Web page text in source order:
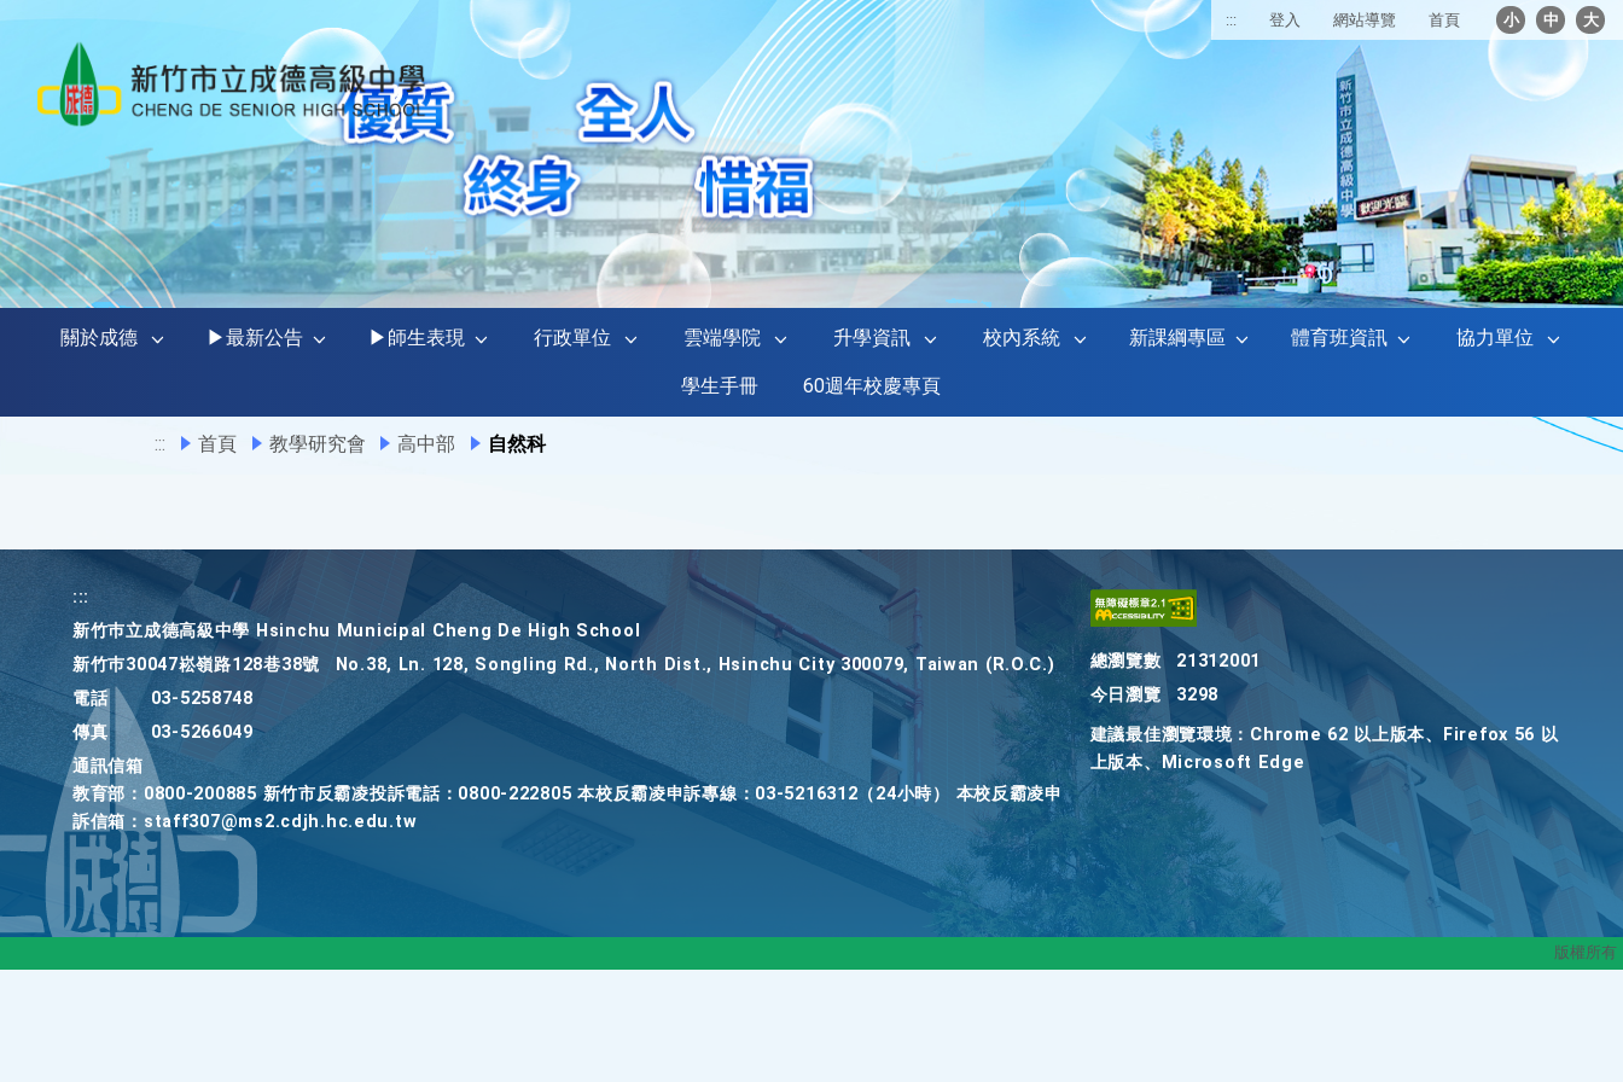
::: 登入 網站導覽 首頁 小 中 大
關於成德 ▶最新公告 ▶師生表現 行政單位 雲端學院 升學資訊 校內系統 新課綱專區 體育班資訊 協力單位
學生手冊 60週年校慶專頁
::: 首頁 教學研究會 高中部 自然科
:::
新竹巿立成德高級中學 Hsinchu Municipal Cheng De High School
新竹巿30047崧嶺路128巷38號
No.38, Ln. 128, Songling Rd., North Dist., Hsinchu City 300079, Taiwan (R.O.C.)
電話
03-5258748
傳真
03-5266049
通訊信箱
教育部：0800-200885 新竹市反霸凌投訴電話：0800-222805 本校反霸凌申訴專線：03-5216312（24小時） 本校反霸凌申
訴信箱：staff307@ms2.cdjh.hc.edu.tw
總瀏覽數
21312001
今日瀏覽
3298
建議最佳瀏覽環境：Chrome 62 以上版本、Firefox 56 以
上版本、Microsoft Edge
版權所有